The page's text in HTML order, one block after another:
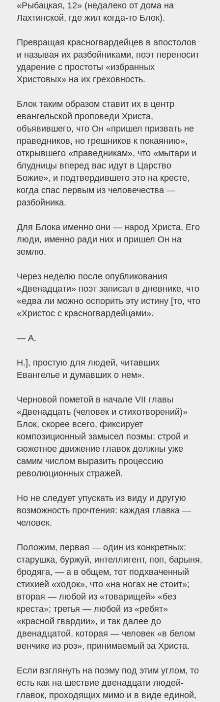
«Рыбацкая, 12» (недалеко от дома на
Лахтинской, где жил когда-то Блок).
Превращая красногвардейцев в апостолов
и называя их разбойниками, поэт переносит
ударение с простоты «избранных
Христовых» на их греховность.
Блок таким образом ставит их в центр
евангельской проповеди Христа,
объявившего, что Он «пришел призвать не
праведников, но грешников к покаянию»,
открывшего «праведникам», что «мытари и
блудницы вперед вас идут в Царство
Божие», и подтвердившего это на кресте,
когда спас первым из человечества —
разбойника.
Для Блока именно они — народ Христа, Его
люди, именно ради них и пришел Он на
землю.
Через неделю после опубликования
«Двенадцати» поэт записал в дневнике, что
«едва ли можно оспорить эту истину [то, что
«Христос с красногвардейцами».
— А.
Н.], простую для людей, читавших
Евангелье и думавших о нем».
Черновой пометой в начале VII главы
«Двенадцать (человек и стихотворений)»
Блок, скорее всего, фиксирует
композиционный замысел поэмы: строй и
сюжетное движение главок должны уже
самим числом выразить процессию
революционных стражей.
Но не следует упускать из виду и другую
возможность прочтения: каждая главка —
человек.
Положим, первая — один из конкретных:
старушка, буржуй, интеллигент, поп, барыня,
бродяга, — а в общем, тот подхваченный
стихией «ходок», что «на ногах не стоит»;
вторая — любой из «товарищей» «без
креста»; третья — любой из «ребят»
«красной гвардии», и так далее до
двенадцатой, которая — человек «в белом
венчике из роз», принимаемый за Христа.
Если взглянуть на поэму под этим углом, то
есть как на шествие двенадцати людей-
главок, проходящих мимо и в виде единой,